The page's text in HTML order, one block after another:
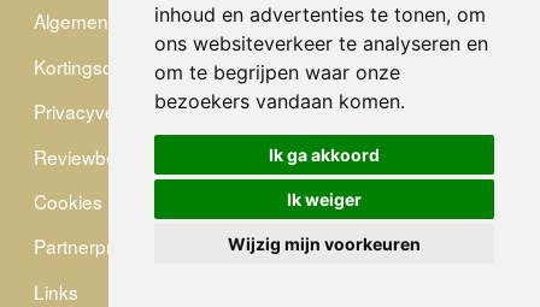
inhoud en advertenties te tonen, om
ons websiteverkeer te analyseren en
om te begrijpen waar onze
bezoekers vandaan komen.
Ik ga akkoord
Ik weiger
Wijzig mijn voorkeuren
Algemene Voorwaarden
Kortingscode
Privacyverklaring
Reviewbeleid
Cookies
Partnerprogramma
Links